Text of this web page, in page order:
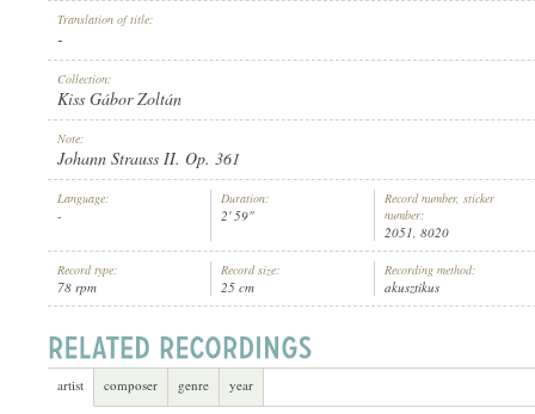
RECORD NUMBER:
Translation of title:
-
Collection:
Kiss Gábor Zoltán
Note:
Johann Strauss II. Op. 361
Language:
-
Duration:
2' 59"
Record number, sticker
number:
2051, 8020
Record type:
78 rpm
Record size:
25 cm
Recording method:
akusztikus
artist composer genre year